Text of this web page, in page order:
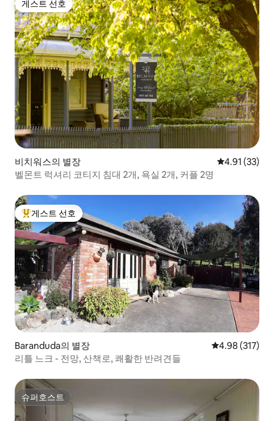
게스트 선호
게스트 선호
비치워스의 별장 평점 4.91점
4.91 (33)
벨몬트 럭셔리 코티지 침대 2개, 욕실 2개, 커플 2명
상위 게스트 선호
게스트 선호
Baranduda의 별장 평점 4.98점(5
4.98 (317)
리틀 느크 - 전망, 산책로, 쾌활한 반려견들
슈퍼호스트
슈퍼호스트